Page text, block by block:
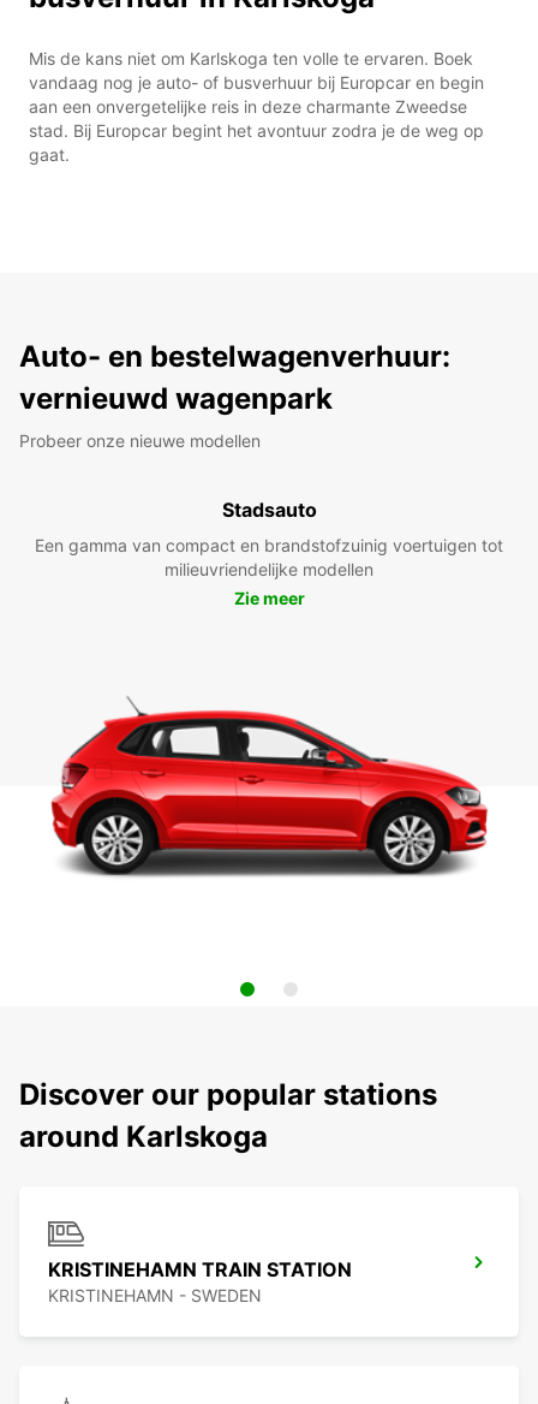
Mis de kans niet om Karlskoga ten volle te ervaren. Boek
vandaag nog je auto- of busverhuur bij Europcar en begin
aan een onvergetelijke reis in deze charmante Zweedse
stad. Bij Europcar begint het avontuur zodra je de weg op
gaat.
Auto- en bestelwagenverhuur:
vernieuwd wagenpark
Probeer onze nieuwe modellen
Stadsauto
Een gamma van compact en brandstofzuinig voertuigen tot
milieuvriendelijke modellen
Zie meer
Discover our popular stations
around Karlskoga
KRISTINEHAMN TRAIN STATION
KRISTINEHAMN - SWEDEN